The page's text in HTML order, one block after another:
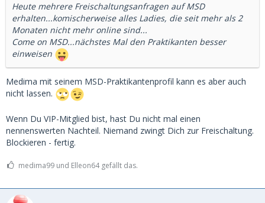
Heute mehrere Freischaltungsanfragen auf MSD
erhalten...komischerweise alles Ladies, die seit mehr als 2
Monaten nicht mehr online sind...
Come on MSD...nächstes Mal den Praktikanten besser
einweisen
Medima mit seinem MSD-Praktikantenprofil kann es aber auch
nicht lassen.
Wenn Du VIP-Mitglied bist, hast Du nicht mal einen
nennenswerten Nachteil. Niemand zwingt Dich zur Freischaltung.
Blockieren - fertig.
medima99 und Elleon64 gefällt das.